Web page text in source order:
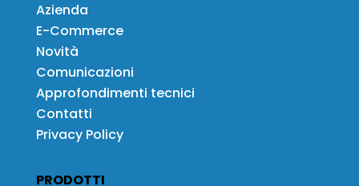
Azienda
E-Commerce
Novità
Comunicazioni
Approfondimenti tecnici
Contatti
Privacy Policy
PRODOTTI